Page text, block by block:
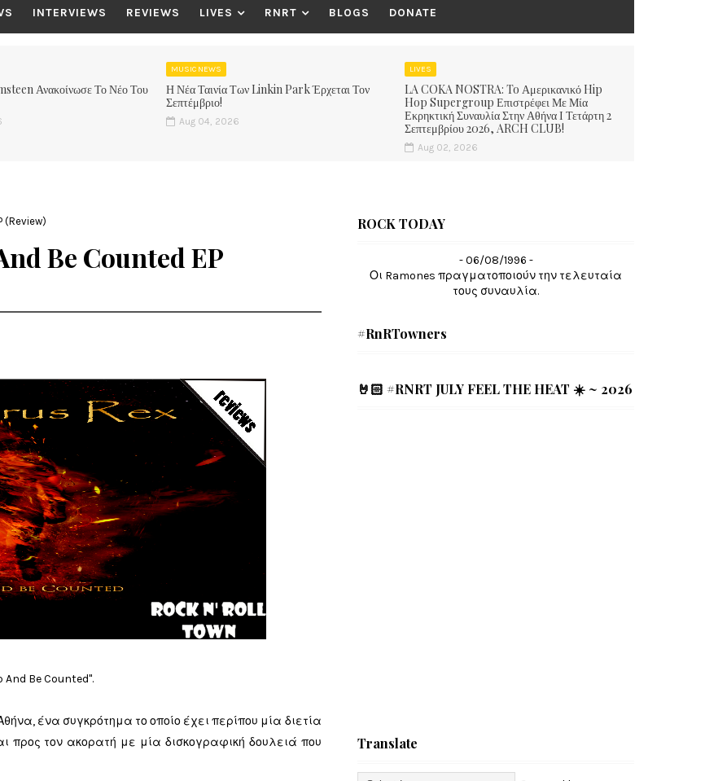
INTERVIEWS REVIEWS LIVES RNRT BLOGS DONATE
Ανακοίνωσε Το Νέο Του
MUSIC NEWS
Η Νέα Ταινία Των Linkin Park Έρχεται Τον
Σεπτέμβριο!
Aug 04, 2026
LIVES
LA COKA NOSTRA: To Αμερικανικό Hip
Hop Supergroup Επιστρέφει Με Μία
Εκρηκτική Συναυλία Στην Αθήνα Ι Τετάρτη 2
Σεπτεμβρίου 2026, ARCH CLUB!
Aug 02, 2026
(Review)
Be Counted EP
Be Counted".
ένα συγκρότημα το οποίο έχει περίπου μία διετία
προς τον ακορατή με μία δισκογραφική δουλειά που
ROCK TODAY
- 06/08/1996 -
Οι Ramones πραγματοποιούν την τελευταία
τους συναυλία.
#RnRTowners
🤘🏻 #RNRT JULY FEEL THE HEAT ☀️ ~ 2026
Translate